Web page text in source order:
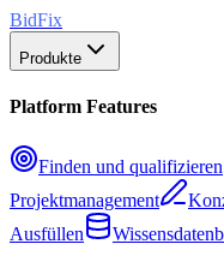
BidFix
Produkte
Platform Features
Finden und qualifizieren
Projektmanagement
Ausfüllen